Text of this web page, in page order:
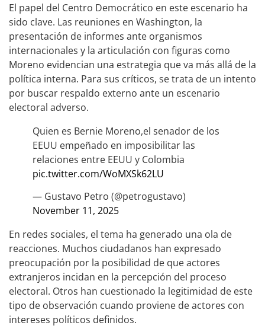
El papel del Centro Democrático en este escenario ha
sido clave. Las reuniones en Washington, la
presentación de informes ante organismos
internacionales y la articulación con figuras como
Moreno evidencian una estrategia que va más allá de la
política interna. Para sus críticos, se trata de un intento
por buscar respaldo externo ante un escenario
electoral adverso.
Quien es Bernie Moreno,el senador de los
EEUU empeñado en imposibilitar las
relaciones entre EEUU y Colombia
pic.twitter.com/WoMXSk62LU
— Gustavo Petro (@petrogustavo)
November 11, 2025
En redes sociales, el tema ha generado una ola de
reacciones. Muchos ciudadanos han expresado
preocupación por la posibilidad de que actores
extranjeros incidan en la percepción del proceso
electoral. Otros han cuestionado la legitimidad de este
tipo de observación cuando proviene de actores con
intereses políticos definidos.